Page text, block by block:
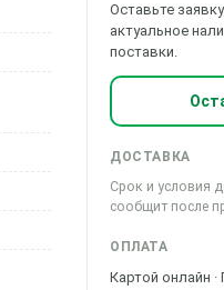
Оставьте
актуальное
поставки.
ДОСТАВКА
Срок и условия
сообщит после
ОПЛАТА
Картой онлайн ·